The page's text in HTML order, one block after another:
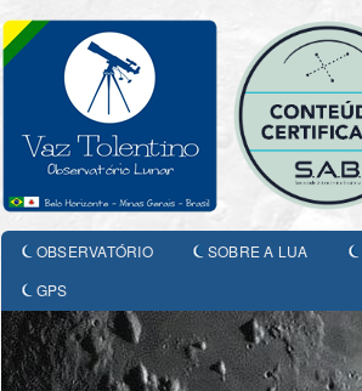
OBSERVATÓRIO SOBRE A LUA
GPS